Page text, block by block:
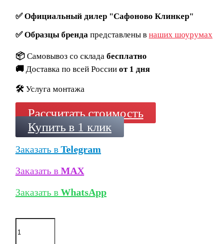
✅Официальный дилер "Сафоново Клинкер"
✅Образцы брендапредставлены в наших шоурумах
📦 Самовывоз со склада бесплатно
🚚 Доставка по всей России от 1 дня
🛠️ Услуга монтажа
Рассчитать стоимость
Купить в 1 клик
Заказать в Telegram
Заказать в MAX
Заказать в WhatsApp
Количество
товара